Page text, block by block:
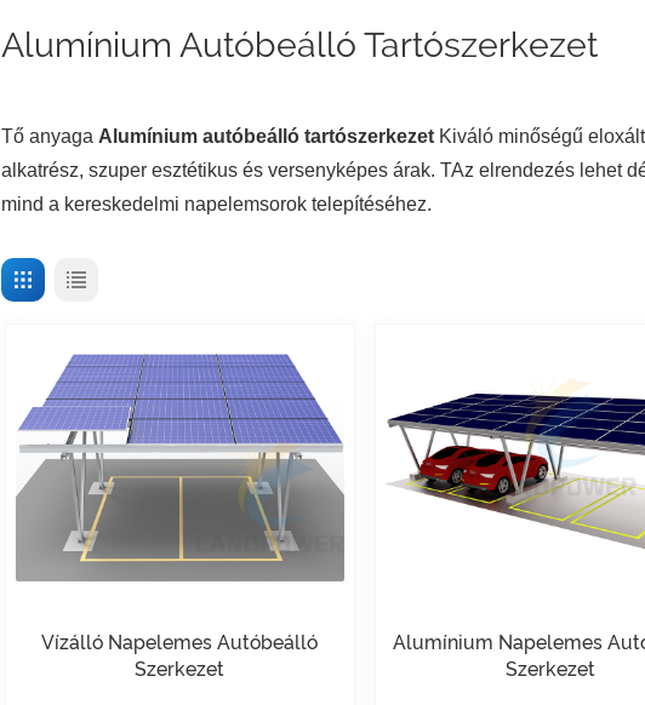
Alumínium Autóbeálló Tartószerkezet
Tő anyaga Alumínium autóbeálló tartószerkezet Kiváló minőségű
alkatrész, szuper esztétikus és versenyképes árak. TAz elrendezés lehet
mind a kereskedelmi napelemsorok telepítéséhez.
Vízálló Napelemes Autóbeálló
Szerkezet
Alumínium Napelemes
Szerkezet